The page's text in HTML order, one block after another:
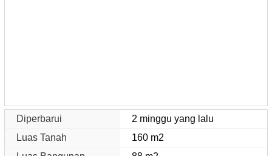
Diperbarui
2 minggu yang lalu
Luas Tanah
160 m2